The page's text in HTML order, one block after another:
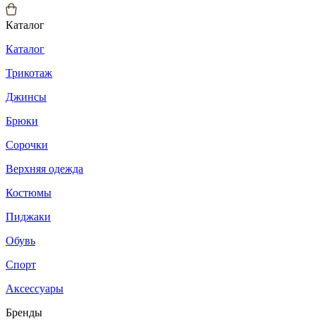
Каталог
Каталог
Трикотаж
Джинсы
Брюки
Сорочки
Верхняя одежда
Костюмы
Пиджаки
Обувь
Спорт
Аксессуары
Бренды